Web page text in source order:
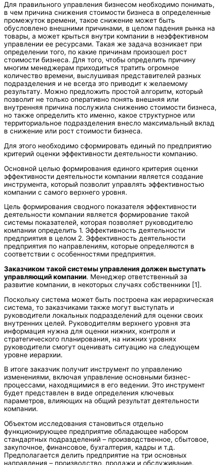
Для правильного управления бизнесом необходимо понимать,
в чем причина снижения стоимости бизнеса в определенные
промежуток времени, такое снижение может быть
обусловлено внешними причинами, в целом падения рынка на
товары, а может крыться внутри компании в неэффективном
управлении ее ресурсами. Такая же задача возникает при
определении того, по какие причинам произошел рост
стоимости бизнеса. Для того, чтобы определить причину
многим менеджерам приходиться тратить огромное
количество времени, выслушивая представителей разных
подразделения и не всегда это приводит к желаемому
результату. Можно предложить простой алгоритм, который
позволит не только оперативно понять внешняя или
внутренняя причина послужила снижению стоимости бизнеса,
но также определить кто именно, какое структурное или
территориальное подразделения внесло максимальный вклад
в снижение или рост стоимости бизнеса.
Для этого необходимо сформировать единый по предприятию
критерий оценки эффективности деятельности компанию.
Основной целью формирования единого критерия оценки
эффективности деятельности компании является создание
инструмента, который позволит управлять эффективностью
компании с самого верхнего уровня.
Цель формирования сводного показателя эффективности
деятельности компании является формирование такой
системы показателей, которая позволяет руководителю
компании определить 1. Эффективность деятельности
предприятия в целом 2. Эффективность деятельности
предприятия по направлениям, которые определяются в
соответствии с особенностями предприятия.
Заказчиком такой системы управления должен выступать
управляющий компании. Менеджер ответственный за
развитие компании, в некоторых случаях собственники [1].
Поскольку система может быть построена как иерархическая
система, то заказчиками также могут выступать и
руководители локальных подразделений для оценки своих
внутренних целей. Руководителям верхнего уровня эта
информация нужна для оценки нижних, контроля и
стратегического планирования, на нижних уровнях
руководители смогут оценивать ситуацию на следующем
уровне иерархии.
В итоге заказчик получит инструмент по управлению
изменениями, включая управление основными бизнес-
процессами, находящимися в его ведении. Это инструмент
будет представлен в виде определения ключевых
параметров, влияющих на общий результат деятельности
компании.
Объектом исследования становиться отдельно
функционирующее предприятие обладающее набором
стандартных подразделений – производственное, сбытовое,
закупочное, финансовое, бухгалтерия, кадры и т.д.
Предполагается делить предприятие на три основных
направления – производство, продажи и обслуживание.